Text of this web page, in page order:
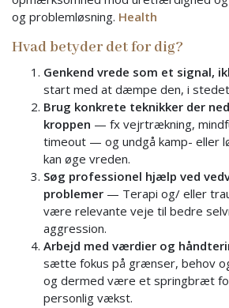
og problemløsning. Health
Hvad betyder det for dig?
Genkend vrede som et signal,
start med at dæmpe den, i
Brug konkrete teknikker der
kroppen — fx vejrtrækning,
timeout — og undgå kamp- eller
kan øge vreden.
Søg professionel hjælp ved
problemer — Terapi og/ eller
være relevante veje til bedre
aggression.
Arbejd med værdier og
sætte fokus på grænser, behov
og dermed være et springbræt
personlig vækst.